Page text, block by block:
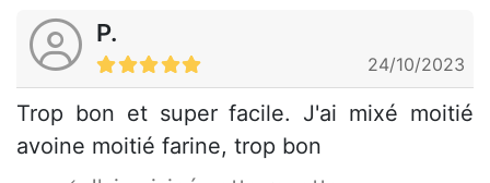
P.
24/10/2023
Trop bon et super facile. J'ai mixé moitié
avoine moitié farine, trop bon